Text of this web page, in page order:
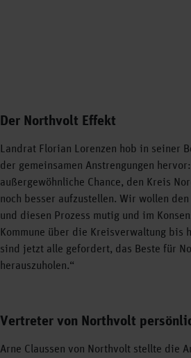
Der Northvolt Effekt
Landrat Florian Lorenzen hob in seiner
der gemeinsamen Anstrengungen
außergewöhnliche Chance, den Kreis
noch besser aufzustellen. Wir wollen
und diesen Prozess mutig und im
Kommune über die Kreisverwaltung bis
sind jetzt alle gefordert, das Beste für
herauszuholen.“
Vertreter von Northvolt
Arne Claussen von Northvolt stellte die